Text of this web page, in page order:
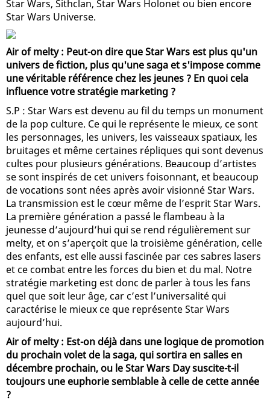
Star Wars, Sithclan, Star Wars Holonet ou bien encore
Star Wars Universe.
Air of melty : Peut-on dire que Star Wars est plus qu'un
univers de fiction, plus qu'une saga et s'impose comme
une véritable référence chez les jeunes ? En quoi cela
influence votre stratégie marketing ?
S.P : Star Wars est devenu au fil du temps un monument
de la pop culture. Ce qui le représente le mieux, ce sont
les personnages, les univers, les vaisseaux spatiaux, les
bruitages et même certaines répliques qui sont devenus
cultes pour plusieurs générations. Beaucoup d’artistes
se sont inspirés de cet univers foisonnant, et beaucoup
de vocations sont nées après avoir visionné Star Wars.
La transmission est le cœur même de l’esprit Star Wars.
La première génération a passé le flambeau à la
jeunesse d’aujourd’hui qui se rend régulièrement sur
melty, et on s’aperçoit que la troisième génération, celle
des enfants, est elle aussi fascinée par ces sabres lasers
et ce combat entre les forces du bien et du mal. Notre
stratégie marketing est donc de parler à tous les fans
quel que soit leur âge, car c’est l’universalité qui
caractérise le mieux ce que représente Star Wars
aujourd’hui.
Air of melty : Est-on déjà dans une logique de promotion
du prochain volet de la saga, qui sortira en salles en
décembre prochain, ou le Star Wars Day suscite-t-il
toujours une euphorie semblable à celle de cette année
?